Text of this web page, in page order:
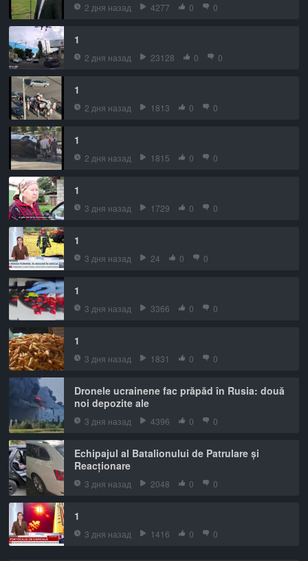
2 дня назад 4277 0 0
1
2 дня назад 23128 0 0
1
2 дня назад 1813 0 0
1
2 дня назад 1815 0 0
1
3 дня назад 1729 0 0
1
3 дня назад 24 0 0
1
3 дня назад 3366 0 0
1
3 дня назад 1831 0 0
Dronele ucrainene fac prăpăd în Rusia: două
noi depozite ale
3 дня назад 4396 0 0
Echipajul al Batalionului de Patrulare și
Reacționare
3 дня назад 2048 0 0
1
3 дня назад 1416 0 0